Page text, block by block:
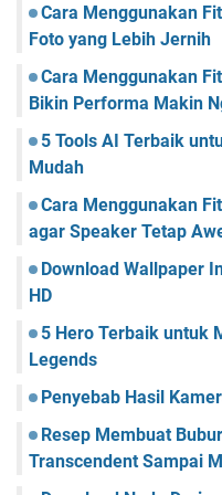
Cara Menggunakan
Foto yang Lebih Jernih
Cara Menggunakan
Bikin Performa Makin
5 Tools AI Terbaik
Mudah
Cara Menggunakan
agar Speaker Tetap
Download Wallpaper
HD
5 Hero Terbaik untuk
Legends
Penyebab Hasil
Resep Membuat
Transcendent Sampai